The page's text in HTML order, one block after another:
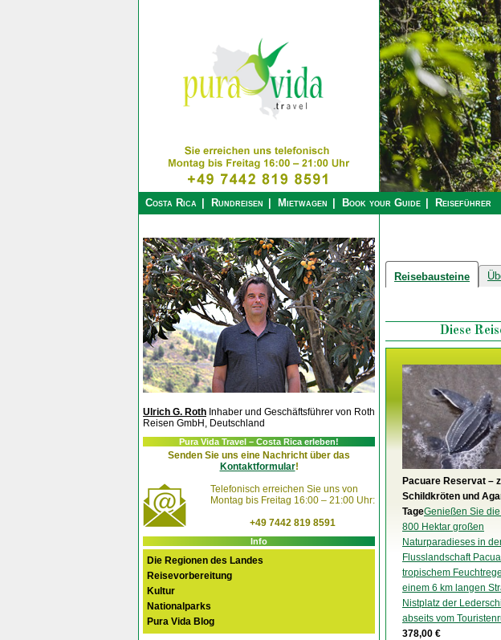
Costa Rica Rundreisen Mietwagen Book your Guide Reiseführer
Reisebausteine
Diese
Pacuare Reservat –
Schildkröten und
TageGenießen Sie
800 Hektar großen
Naturparadieses in
Flusslandschaft
tropischem
einem 6 km langen
Nistplatz der
abseits vom
378,00 €
Ulrich G. Roth Inhaber und Geschäftsführer von Roth
Reisen GmbH, Deutschland
Pura Vida Travel – Costa Rica erleben!
Senden Sie uns eine Nachricht über das
Kontaktformular!
Telefonisch erreichen Sie uns von
Montag bis Freitag 16:00 – 21:00 Uhr:
+49 7442 819 8591
Info
Die Regionen des Landes
Reisevorbereitung
Kultur
Nationalparks
Pura Vida Blog